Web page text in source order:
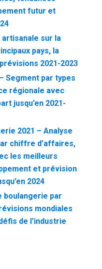
futur et
artisanale sur la
pays, la
2021-2023
Segment par types
régionale avec
jusqu’en 2021-
2021 – Analyse
chiffre d’affaires,
les meilleurs
et prévision
2024
boulangerie par
mondiales
de l’industrie